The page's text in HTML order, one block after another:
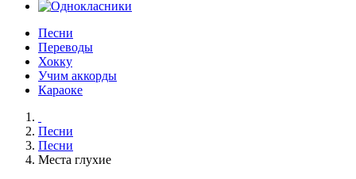
Песни
Переводы
Хокку
Учим аккорды
Караоке
Песни
Песни
Места глухие